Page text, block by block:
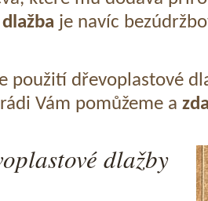
je navíc
použití dřevoplastové
Vám pomůžeme a
dlažby